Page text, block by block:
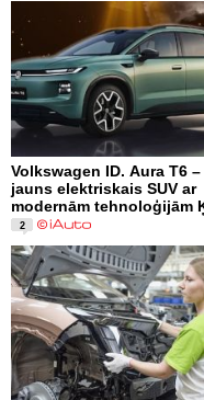
Volkswagen ID. Aura T6 –
jauns elektriskais SUV ar
modernām tehnoloģijām
2